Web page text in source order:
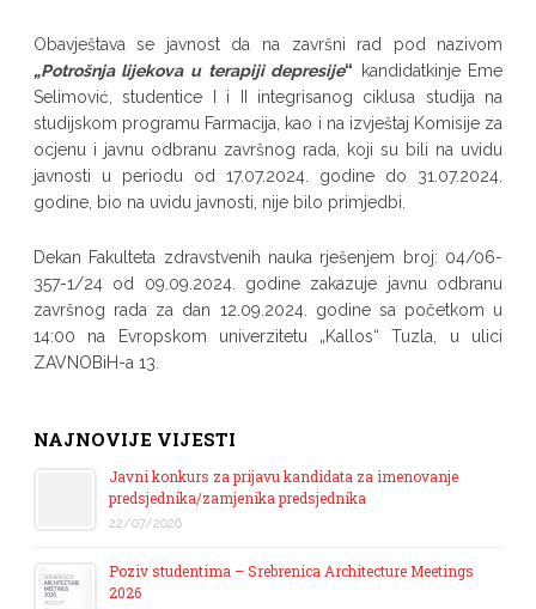
Obavještava se javnost da na završni rad pod nazivom
„Potrošnja lijekova u terapiji depresije“ kandidatkinje Eme
Selimović, studentice I i II integrisanog ciklusa studija na
studijskom programu Farmacija, kao i na izvještaj Komisije za
ocjenu i javnu odbranu završnog rada, koji su bili na uvidu
javnosti u periodu od 17.07.2024. godine do 31.07.2024.
godine, bio na uvidu javnosti, nije bilo primjedbi.
Dekan Fakulteta zdravstvenih nauka rješenjem broj: 04/06-
357-1/24 od 09.09.2024. godine zakazuje javnu odbranu
završnog rada za dan 12.09.2024. godine sa početkom u
14:00 na Evropskom univerzitetu „Kallos“ Tuzla, u ulici
ZAVNOBiH-a 13.
NAJNOVIJE VIJESTI
Javni konkurs za prijavu kandidata za imenovanje
predsjednika/zamjenika predsjednika
22/07/2026
Poziv studentima – Srebrenica Architecture Meetings
2026